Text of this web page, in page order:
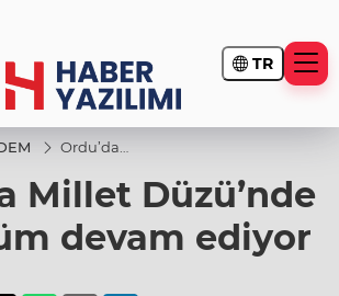
TR
Ordu’da
Düzü’nde
dönüşüm
ediyor
Millet Düzü’nde
devam ediyor